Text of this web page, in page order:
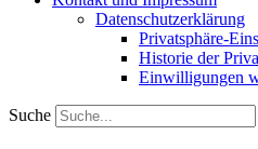
Daten­schutz­er­klärung
Privat­sphäre-
Historie der
Einwil­li­gungen
Suche